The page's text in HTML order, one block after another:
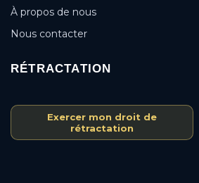
À propos de nous
Nous contacter
RÉTRACTATION
Exercer mon droit de
rétractation